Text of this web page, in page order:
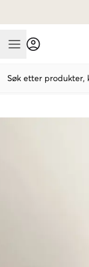
Mobile Menu
Søk etter produkter,